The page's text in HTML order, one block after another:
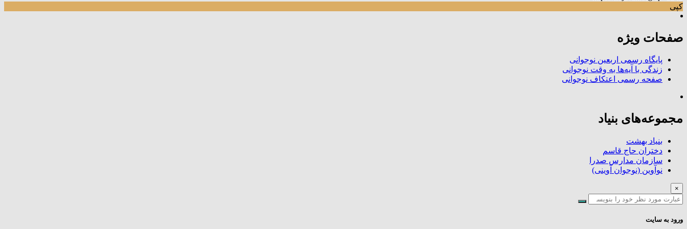
کپی
صفحات ویژه
پایگاه رسمی اربعین نوجوانی
زندگی با آیه‌ها به وقت نوجوانی
صفحه رسمی اعتکاف نوجوانی
مجموعه‌های بنیاد
بنیاد بهشت
دختران حاج قاسم
سازمان مدارس صدرا
نوآوین (نوجوان آوینی)
×
ورود به سایت